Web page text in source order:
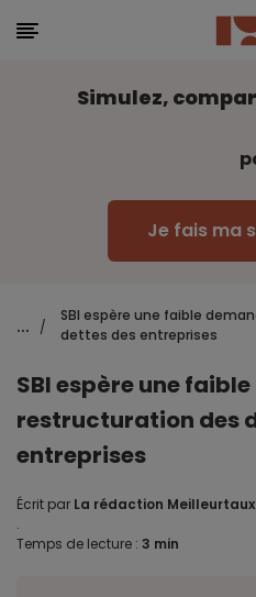
Simulez,
Je fais ma
... /
SBI espère une faible
dettes des entreprises
SBI espère une
restructuration des
entreprises
Écrit par La rédaction Meilleurtaux
.
Temps de lecture : 3 min